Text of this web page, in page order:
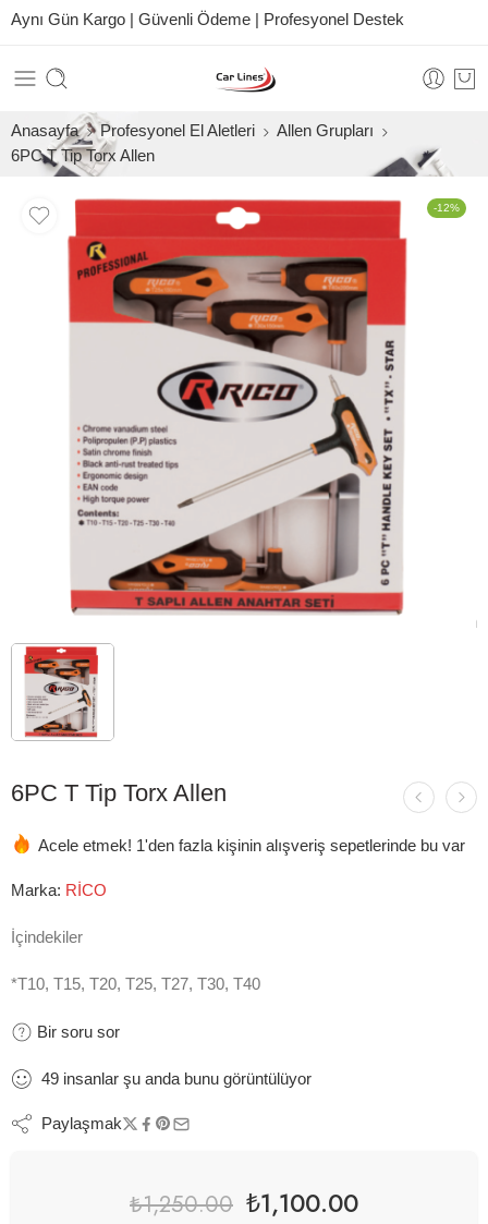
Aynı Gün Kargo | Güvenli Ödeme | Profesyonel Destek
Anasayfa Profesyonel El Aletleri
Allen Grupları
6PC T Tip Torx Allen
-12%
6PC T Tip Torx Allen
Acele etmek! 1'den fazla kişinin alışveriş sepetlerinde bu var
Marka: RİCO
İçindekiler
*T10, T15, T20, T25, T27, T30, T40
Bir soru sor
49 insanlar şu anda bunu görüntülüyor
Paylaşmak
₺1,250.00 ₺1,100.00